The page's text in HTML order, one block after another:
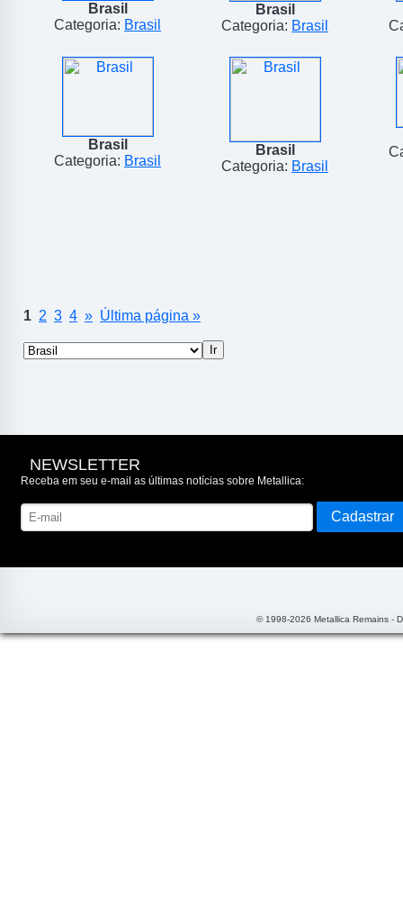
Brasil
Categoria: Brasil
Brasil
Categoria: Brasil
Brasil
Categoria: Brasil
Brasil
Categoria: Brasil
1 2 3 4 » Última página »
NEWSLETTER
Receba em seu e-mail as últimas notícias sobre Metallica:
© 1998-2026 Metallica Remains -